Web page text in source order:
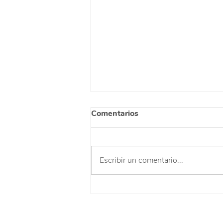
Comentarios
Escribir un comentario...